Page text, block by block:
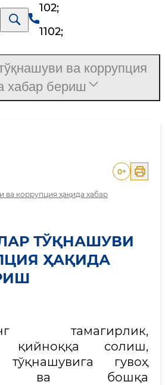
102;
1102;
ва коррупция ҳақида хабар
0+
ТЎҚНАШУВИ
ҲАҚИДА
тамагирлик,
қийноққа солиш,
тўқнашувига гувоҳ
ва бошқа
ва коррупция
хабар бериш